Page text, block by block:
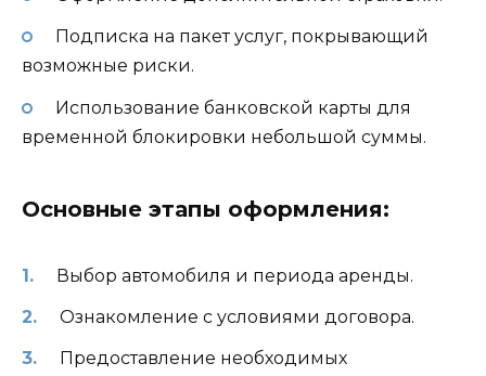
Подписка на пакет услуг, покрывающий
возможные риски.
Использование банковской карты для
временной блокировки небольшой суммы.
Основные этапы оформления:
Выбор автомобиля и периода аренды.
Ознакомление с условиями договора.
Предоставление необходимых